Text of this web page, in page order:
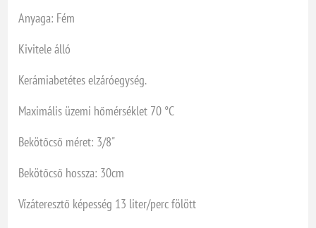
Anyaga: Fém
Kivitele álló
Kerámiabetétes elzáróegység.
Maximális üzemi hőmérséklet 70 °C
Bekötőcső méret: 3/8"
Bekötőcső hossza: 30cm
Vízáteresztő képesség 13 liter/perc fölött